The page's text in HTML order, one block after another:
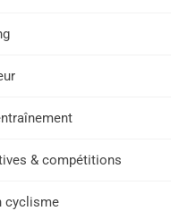
& compétitions
cyclisme